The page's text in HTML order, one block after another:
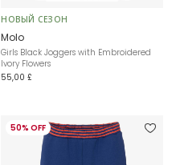
НОВЫЙ СЕЗОН
Molo
Girls Black Joggers with Embroidered
Ivory Flowers
55,00 £
50% OFF